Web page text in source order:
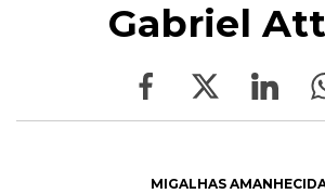
Gabriel
MIGALHAS